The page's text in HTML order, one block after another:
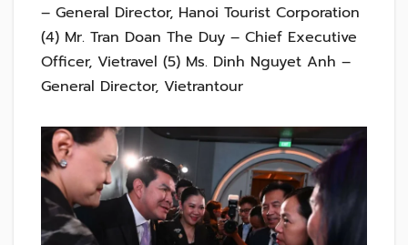
– General Director, Hanoi Tourist Corporation
(4) Mr. Tran Doan The Duy – Chief Executive
Officer, Vietravel (5) Ms. Dinh Nguyet Anh –
General Director, Vietrantour